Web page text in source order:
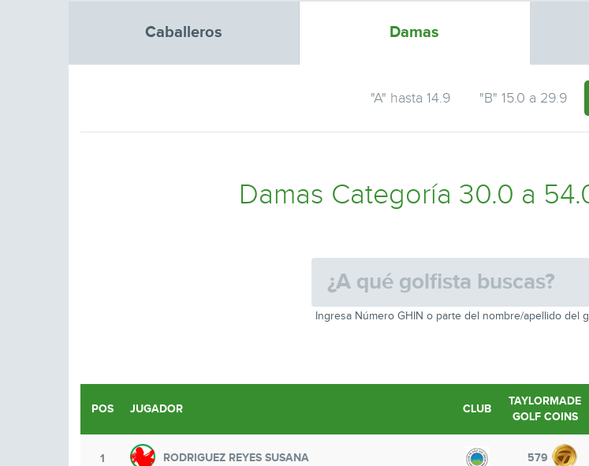
Caballeros Damas
"A" hasta 14.9 "B" 15.0 a 29.9
Damas Categoría 30.0 a
Ingresa Número GHIN o parte del nombre/apellido del
POS JUGADOR CLUB
TAYLORMADE
GOLF COINS
1 RODRIGUEZ REYES SUSANA 579